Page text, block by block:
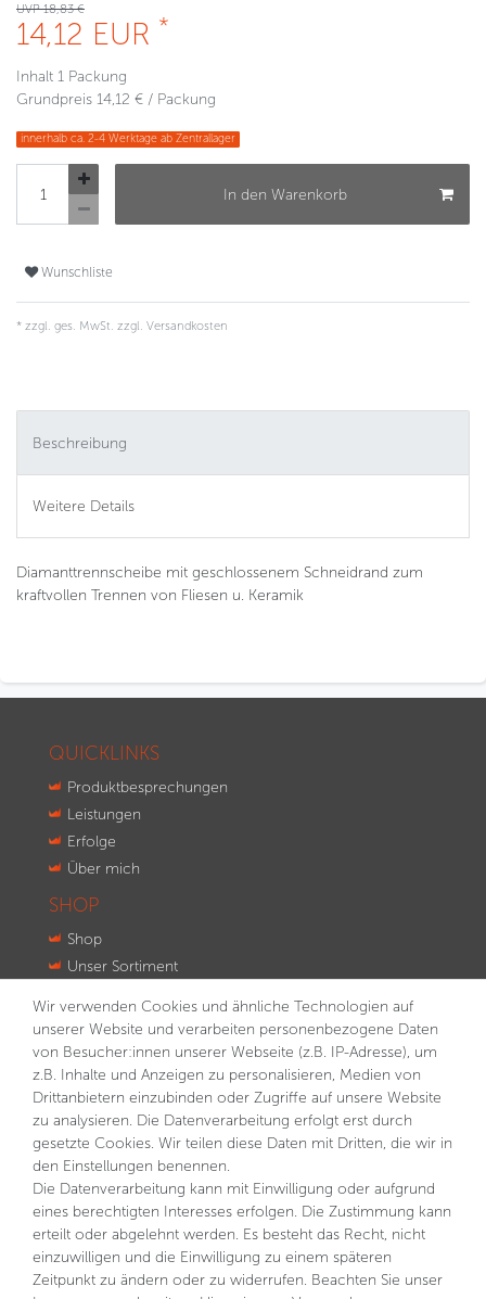
UVP 18,83 €
14,12 EUR *
Inhalt 1 Packung
Grundpreis 14,12 € / Packung
innerhalb ca. 2-4 Werktage ab Zentrallager
In den Warenkorb
Wunschliste
* zzgl. ges. MwSt. zzgl. Versandkosten
Beschreibung
Weitere Details
Diamanttrennscheibe mit geschlossenem Schneidrand zum
kraftvollen Trennen von Fliesen u. Keramik
QUICKLINKS
Produktbesprechungen
Leistungen
Erfolge
Über mich
SHOP
Shop
Unser Sortiment
Kontakt
NEWSLETTER
VORNAME NACHNAME
Hiermit bestätige ich, dass ich dieDaten­schutz­erklärung
gelesen habe. Meine Einwilligung kann ich jederzeit
widerrufen.**
Wir verwenden Cookies und ähnliche Technologien auf
unserer Website und verarbeiten personenbezogene Daten
von Besucher:innen unserer Webseite (z.B. IP-Adresse), um
z.B. Inhalte und Anzeigen zu personalisieren, Medien von
Drittanbietern einzubinden oder Zugriffe auf unsere Website
zu analysieren. Die Datenverarbeitung erfolgt erst durch
gesetzte Cookies. Wir teilen diese Daten mit Dritten, die wir in
den Einstellungen benennen.
Die Datenverarbeitung kann mit Einwilligung oder aufgrund
eines berechtigten Interesses erfolgen. Die Zustimmung kann
erteilt oder abgelehnt werden. Es besteht das Recht, nicht
einzuwilligen und die Einwilligung zu einem späteren
Zeitpunkt zu ändern oder zu widerrufen. Beachten Sie unser